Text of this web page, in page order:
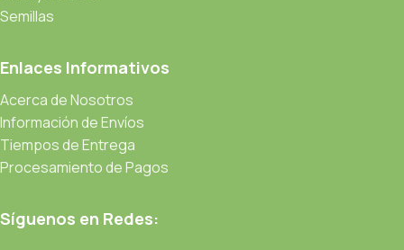
Semillas
Enlaces Informativos
Acerca de Nosotros
Información de Envíos
Tiempos de Entrega
Procesamiento de Pagos
Síguenos en Redes: